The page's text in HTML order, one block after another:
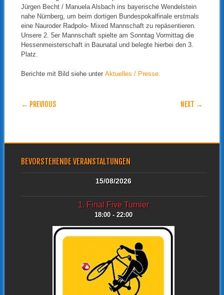
Jürgen Becht / Manuela Alsbach ins bayerische Wendelstein
nahe Nürnberg, um beim dortigen Bundespokalfinale erstmals
eine Nauroder Radpolo- Mixed Mannschaft zu repäsentieren.
Unsere 2. 5er Mannschaft spielte am Sonntag Vormittag die
Hessenmeisterschaft in Baunatal und belegte hierbei den 3.
Platz.
Berichte mit Bild siehe unter Aktuelles / Presse.
POST NAVIGATION
← PREVIOUS NEXT →
BEVORSTEHENDE VERANSTALTUNGEN
15/08/2026
1. Final Five Turnier
18:00 - 22:00